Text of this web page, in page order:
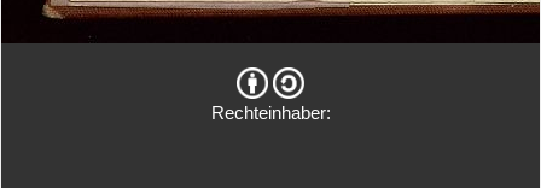
Rechteinhaber: